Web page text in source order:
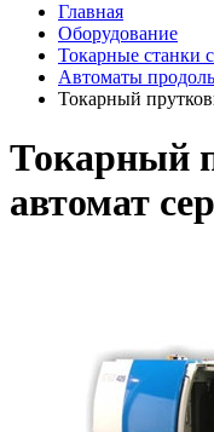
Главная
Оборудование
Токарные станки
Автоматы
Токарный
Токарный
автомат